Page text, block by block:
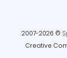
2007-2026 ©
Creative